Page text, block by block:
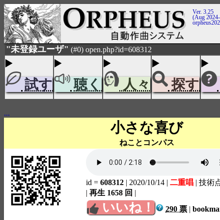
Ver. 3.25
(Aug
"未登録ユーザ" (#0) open.php?id=608312
試す 聴く 人々 探す
...
小さな喜び
ねことコンパス
id = 608312 | 2020/10/14 | 二重唱 | 技術
| 再生 1658 回 |
いいね！ 290 票 |